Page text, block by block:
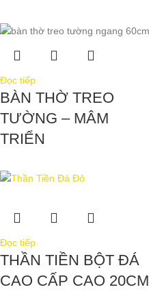
Đọc tiếp
BÀN THỜ TREO
TƯỜNG – MÂM
TRIỂN
Đọc tiếp
THẦN TIỀN BỘT ĐÁ
CAO CẤP CAO 20CM